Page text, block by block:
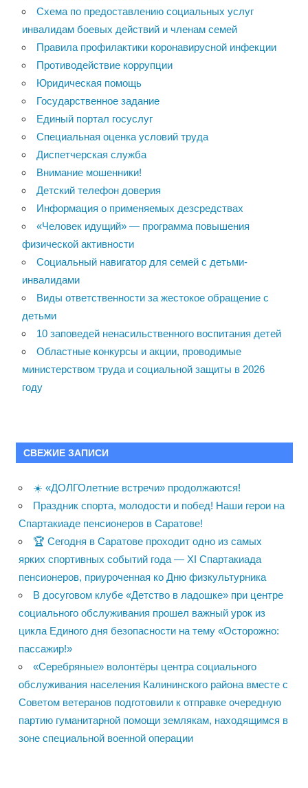
Схема по предоставлению социальных услуг
инвалидам боевых действий и членам семей
Правила профилактики коронавирусной инфекции
Противодействие коррупции
Юридическая помощь
Государственное задание
Единый портал госуслуг
Специальная оценка условий труда
Диспетчерская служба
Внимание мошенники!
Детский телефон доверия
Информация о применяемых дезсредствах
«Человек идущий» — программа повышения
физической активности
Социальный навигатор для семей с детьми-
инвалидами
Виды ответственности за жестокое обращение с
детьми
10 заповедей ненасильственного воспитания детей
Областные конкурсы и акции, проводимые
министерством труда и социальной защиты в 2026
году
СВЕЖИЕ ЗАПИСИ
☀️ «ДОЛГОлетние встречи» продолжаются!
Праздник спорта, молодости и побед! Наши герои на
Спартакиаде пенсионеров в Саратове!
🏆 Сегодня в Саратове проходит одно из самых
ярких спортивных событий года — XI Спартакиада
пенсионеров, приуроченная ко Дню физкультурника
В досуговом клубе «Детство в ладошке» при центре
социального обслуживания прошел важный урок из
цикла Единого дня безопасности на тему «Осторожно:
пассажир!»
«Серебряные» волонтёры центра социального
обслуживания населения Калининского района вместе с
Советом ветеранов подготовили к отправке очередную
партию гуманитарной помощи землякам, находящимся в
зоне специальной военной операции